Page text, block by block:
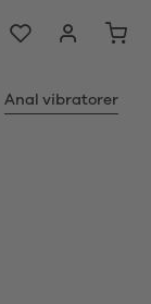
Anal vibratorer